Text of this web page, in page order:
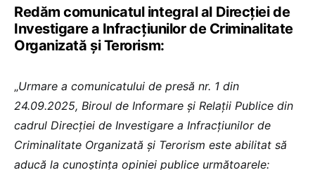
Redăm comunicatul integral al Direcției de
Investigare a Infracțiunilor de Criminalitate
Organizată și Terorism:
„Urmare a comunicatului de presă nr. 1 din
24.09.2025, Biroul de Informare și Relații Publice din
cadrul Direcției de Investigare a Infracțiunilor de
Criminalitate Organizată și Terorism este abilitat să
aducă la cunoștința opiniei publice următoarele: